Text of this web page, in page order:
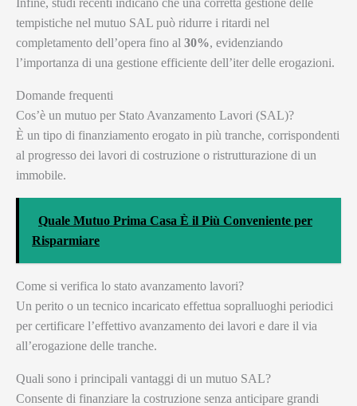
Infine, studi recenti indicano che una corretta gestione delle
tempistiche nel mutuo SAL può ridurre i ritardi nel
completamento dell’opera fino al 30%, evidenziando
l’importanza di una gestione efficiente dell’iter delle erogazioni.
Domande frequenti
Cos’è un mutuo per Stato Avanzamento Lavori (SAL)?
È un tipo di finanziamento erogato in più tranche, corrispondenti
al progresso dei lavori di costruzione o ristrutturazione di un
immobile.
Quale Mutuo Prima Casa È il Più Conveniente per
Risparmiare
Come si verifica lo stato avanzamento lavori?
Un perito o un tecnico incaricato effettua sopralluoghi periodici
per certificare l’effettivo avanzamento dei lavori e dare il via
all’erogazione delle tranche.
Quali sono i principali vantaggi di un mutuo SAL?
Consente di finanziare la costruzione senza anticipare grandi